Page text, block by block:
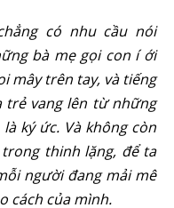
có nhu cầu nói
bà mẹ gọi con í ới
mây trên tay, và tiếng
trẻ vang lên từ những
ký ức. Và không còn
thinh lặng, để ta
người đang mải mê
cách của mình.